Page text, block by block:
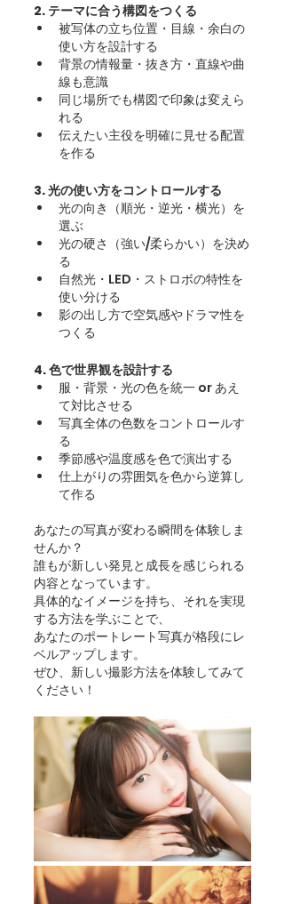
2. テーマに合う構図をつくる
被写体の立ち位置・目線・余白の
使い方を設計する
背景の情報量・抜き方・直線や曲
線も意識
同じ場所でも構図で印象は変えら
れる
伝えたい主役を明確に見せる配置
を作る
3. 光の使い方をコントロールする
光の向き（順光・逆光・横光）を
選ぶ
光の硬さ（強い/柔らかい）を決め
る
自然光・LED・ストロボの特性を
使い分ける
影の出し方で空気感やドラマ性を
つくる
4. 色で世界観を設計する
服・背景・光の色を統一 or あえ
て対比させる
写真全体の色数をコントロールす
る
季節感や温度感を色で演出する
仕上がりの雰囲気を色から逆算し
て作る
あなたの写真が変わる瞬間を体験しま
せんか？
誰もが新しい発見と成長を感じられる
内容となっています。
具体的なイメージを持ち、それを実現
する方法を学ぶことで、
あなたのポートレート写真が格段にレ
ベルアップします。
ぜひ、新しい撮影方法を体験してみて
ください！